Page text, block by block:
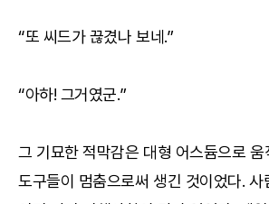
“또 씨드가 끊겼나 보네.”
“아하! 그거였군.”
그 기묘한 적막감은 대형 어스듐으로 움
도구들이 멈춤으로써 생긴 것이었다. 사